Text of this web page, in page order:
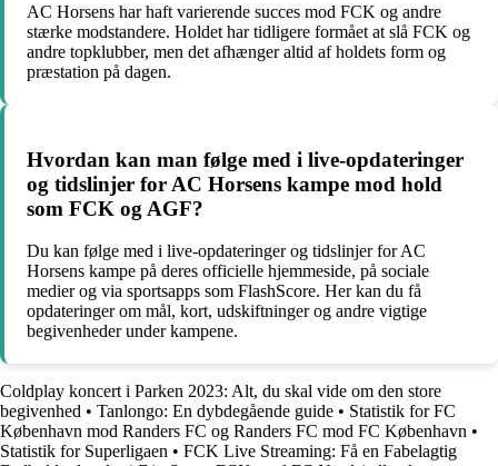
AC Horsens har haft varierende succes mod FCK og andre
stærke modstandere. Holdet har tidligere formået at slå FCK og
andre topklubber, men det afhænger altid af holdets form og
præstation på dagen.
Hvordan kan man følge med i live-opdateringer
og tidslinjer for AC Horsens kampe mod hold
som FCK og AGF?
Du kan følge med i live-opdateringer og tidslinjer for AC
Horsens kampe på deres officielle hjemmeside, på sociale
medier og via sportsapps som FlashScore. Her kan du få
opdateringer om mål, kort, udskiftninger og andre vigtige
begivenheder under kampene.
Coldplay koncert i Parken 2023: Alt, du skal vide om den store
begivenhed • Tanlongo: En dybdegående guide • Statistik for FC
København mod Randers FC og Randers FC mod FC København •
Statistik for Superligaen • FCK Live Streaming: Få en Fabelagtig